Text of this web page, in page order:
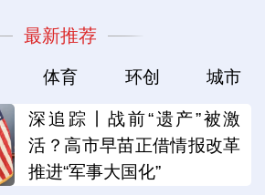
最新推荐
体育 环创 城市
深追踪丨战前“遗产”被激
活？高市早苗正借情报改革
推进“军事大国化”